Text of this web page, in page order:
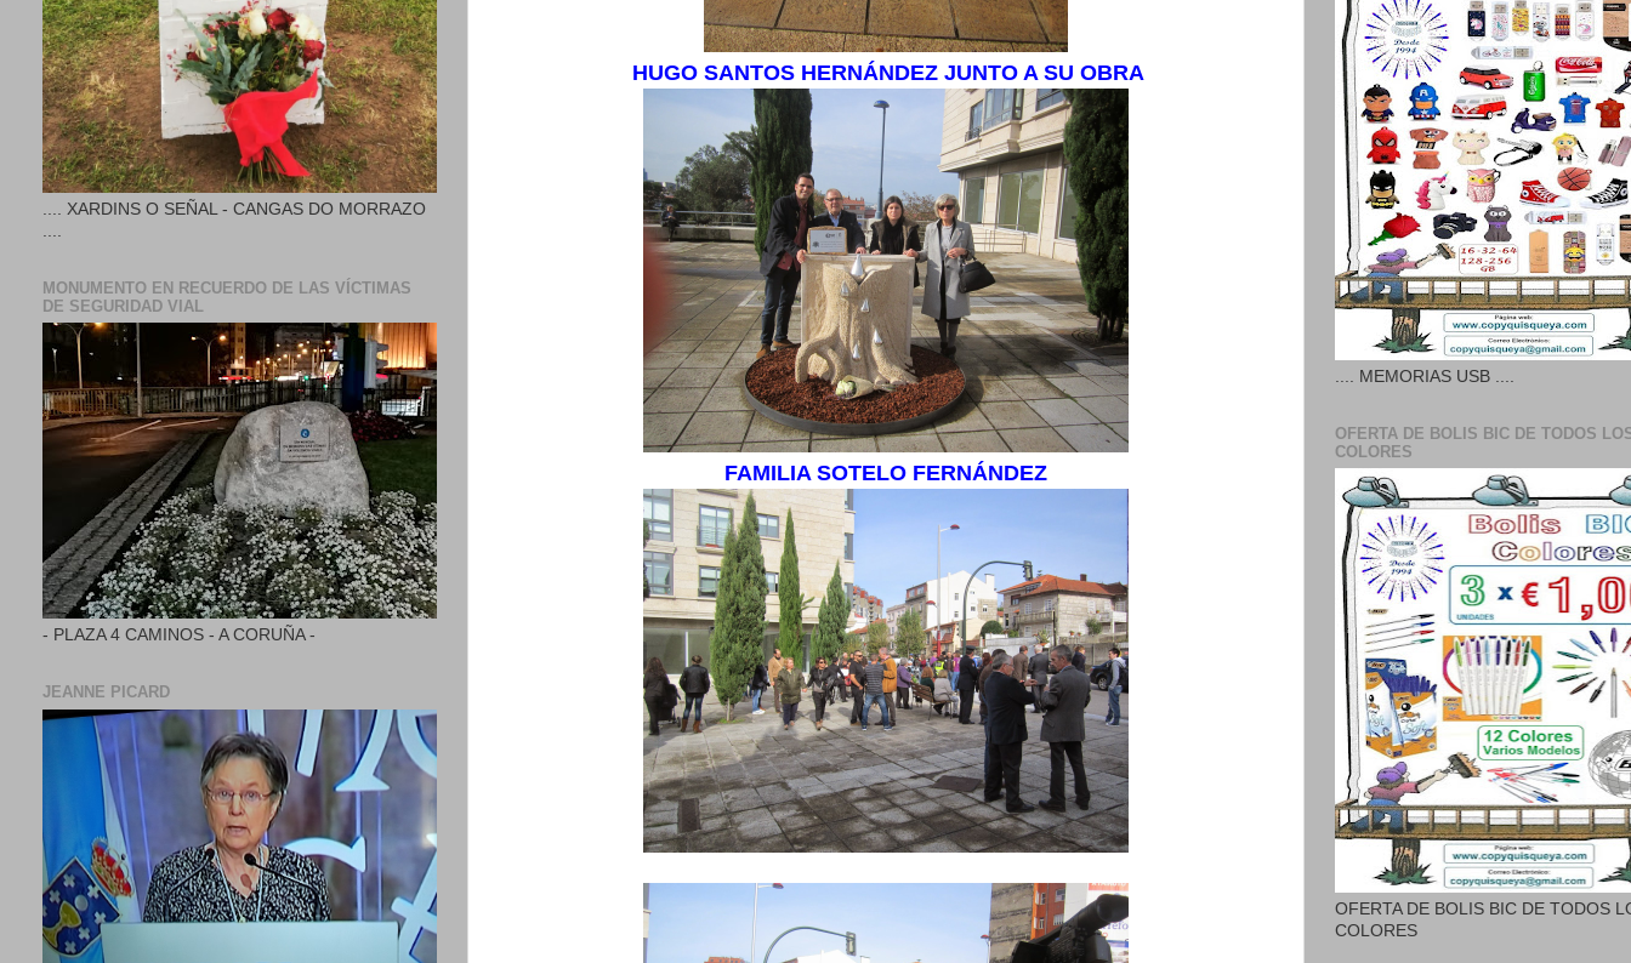
HUGO SANTOS HERNÁNDEZ JUNTO A SU OBRA
FAMILIA SOTELO FERNÁNDEZ
.... XARDINS O SEÑAL - CANGAS DO MORRAZO
MONUMENTO EN RECUERDO DE LAS VÍCTIMAS
DE SEGURIDAD VIAL
- PLAZA 4 CAMINOS - A CORUÑA -
JEANNE PICARD
.... MEMORIAS USB ....
OFERTA DE BOLIS BIC DE TODOS
COLORES
OFERTA DE BOLIS BIC DE TODOS
COLORES